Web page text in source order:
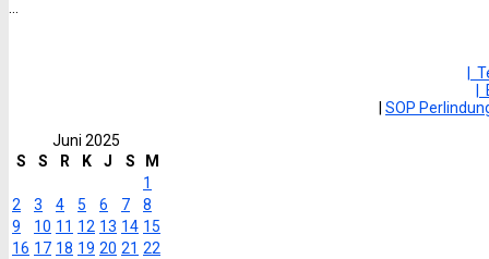
|
SOP
Juni 2025
S
S R K J S
M
1
2
3 4 5 6 7
8
9
10 11 12 13 14 15
16 17 18 19 20 21 22